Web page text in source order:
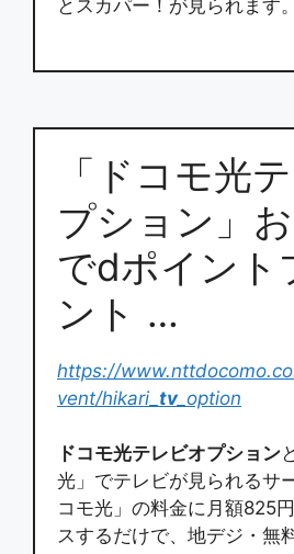
とスカパー！が見られます。
「ドコモ光
プション」
でdポイント
ント …
https://
vent/hikari_ tv_option
ドコモ光テレビオプション
光」でテレビが見られるサ
コモ光」の料金に月額825
スするだけで、地デジ・無